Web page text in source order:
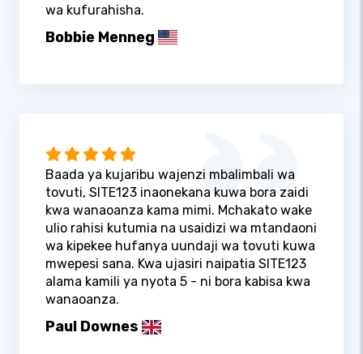
wa kufurahisha.
Bobbie Menneg
Baada ya kujaribu wajenzi mbalimbali wa
tovuti, SITE123 inaonekana kuwa bora zaidi
kwa wanaoanza kama mimi. Mchakato wake
ulio rahisi kutumia na usaidizi wa mtandaoni
wa kipekee hufanya uundaji wa tovuti kuwa
mwepesi sana. Kwa ujasiri naipatia SITE123
alama kamili ya nyota 5 - ni bora kabisa kwa
wanaoanza.
Paul Downes